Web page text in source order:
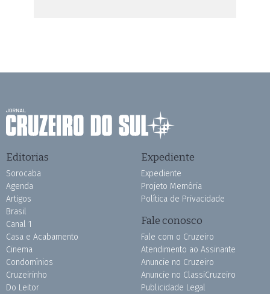
Editorias
Sorocaba
Agenda
Artigos
Brasil
Canal 1
Casa e Acabamento
Cinema
Condomínios
Cruzeirinho
Do Leitor
Expediente
Expediente
Projeto Memória
Política de Privacidade
Fale conosco
Fale com o Cruzeiro
Atendimento ao Assinante
Anuncie no Cruzeiro
Anuncie no ClassiCruzeiro
Publicidade Legal